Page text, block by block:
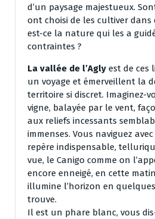
d’un paysage majestueux.
ont choisi de les cultiver dans
est-ce la nature qui les a
contraintes ?
La vallée de l’Agly est de ces
un voyage et émerveillent la
territoire si discret. Imaginez-
vigne, balayée par le vent,
aux reliefs incessants
immenses. Vous naviguez
repère indispensable,
vue, le Canigo comme on
encore enneigé, en cette
illumine l’horizon en
trouve.
Il est un phare blanc, vous